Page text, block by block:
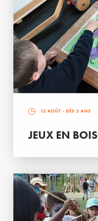
12 AOÛT - DÈS 5 ANS
JEUX EN BOIS